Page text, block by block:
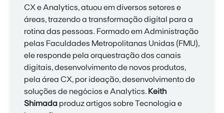
CX e Analytics, atuou em diversos setores e
áreas, trazendo a transformação digital para a
rotina das pessoas. Formado em Administração
pelas Faculdades Metropolitanas Unidas (FMU),
ele responde pela orquestração dos canais
digitais, desenvolvimento de novos produtos,
pela área CX, por ideação, desenvolvimento de
soluções de negócios e Analytics. Keith
Shimada produz artigos sobre Tecnologia e